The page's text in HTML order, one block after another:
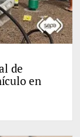
de
en